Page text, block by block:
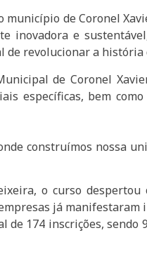
de Coronel
inovadora e
de revolucionar a
de Coronel
específicas, bem
construímos nossa
o curso
já
174 inscrições, sendo